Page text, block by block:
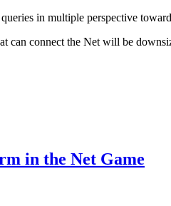
in multiple perspective
can connect the Net will be
in the Net Game